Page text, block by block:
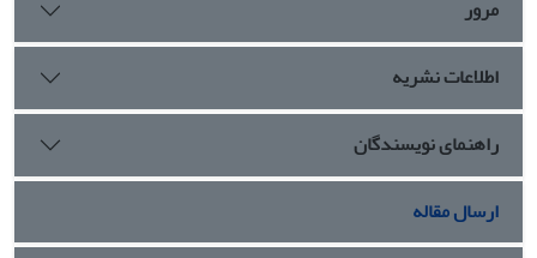
مرور
اطلاعات نشریه
راهنمای نویسندگان
ارسال مقاله